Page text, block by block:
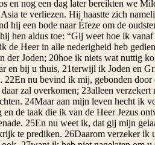
en nog een dag later bereikten we
te verliezen. Hij haastte zich
hij een bode naar Éfeze om de
hen aldus toe: “Gij weet hoe ik
de Heer in alle nederigheid heb
der Joden; 20hoe ik niets wat nuttig
en bij u thuis, 21terwijl ik Joden en
22En nu bevind ik mij, gebonden door
zal overkomen; 23alleen verzekert
24Maar aan mijn leven hecht ik
de taak die ik van de Heer Jezus
25En nu weet ik, dat gij mijn
te prediken. 26Daarom verzeker ik